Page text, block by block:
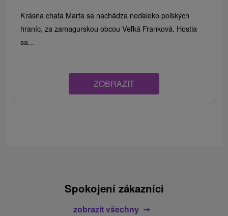
Krásna chata Marta sa nachádza neďaleko poľských
hraníc, za zamagurskou obcou Veľká Franková. Hostia
sa...
ZOBRAZIT
Spokojení zákazníci
zobrazit všechny